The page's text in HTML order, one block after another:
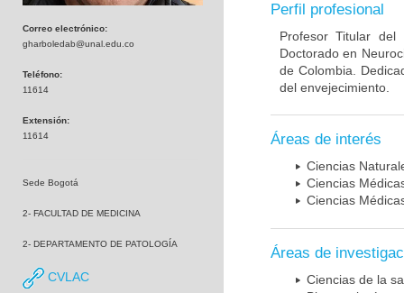
Correo electrónico:
gharboledab@unal.edu.co
Teléfono:
11614
Extensión:
11614
Sede Bogotá
2- FACULTAD DE MEDICINA
2- DEPARTAMENTO DE PATOLOGÍA
CVLAC
Perfil profesional
Profesor Titular
Doctorado en
de Colombia.
del envejecimiento.
Áreas de interés
Ciencias
Ciencias
Ciencias
Áreas de
Ciencias de la